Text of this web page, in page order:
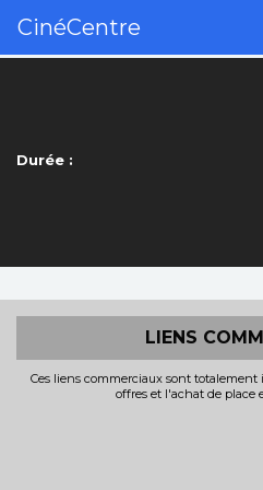
CinéCentre
Durée :
LIENS
Ces liens commerciaux sont
offres et l'achat de place